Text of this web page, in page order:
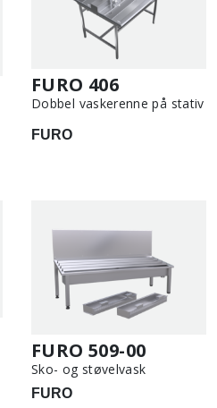
FURO 406
Dobbel vaskerenne på stativ
FURO
FURO 509-00
Sko- og støvelvask
FURO